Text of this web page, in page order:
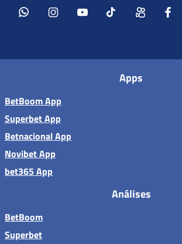
Apps
BetBoom App
Superbet App
Betnacional App
Novibet App
bet365 App
Análises
BetBoom
Superbet